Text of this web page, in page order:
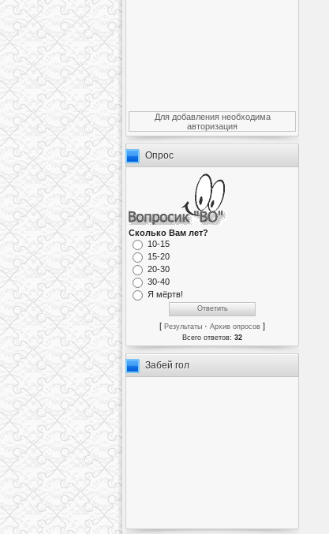
Для добавления необходима
авторизация
Опрос
Сколько Вам лет?
10-15
15-20
20-30
30-40
Я мёртв!
[ Результаты · Архив опросов ]
Всего ответов: 32
Забей гол